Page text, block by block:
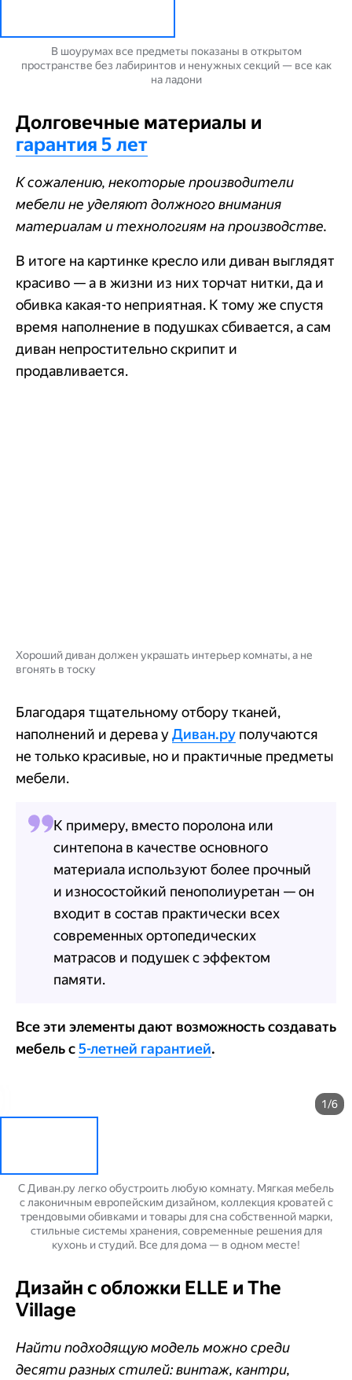
В шоурумах все предметы показаны в открытом
пространстве без лабиринтов и ненужных секций — все как
на ладони
Долговечные материалы и
гарантия 5 лет
К сожалению, некоторые производители
мебели не уделяют должного внимания
материалам и технологиям на производстве.
В итоге на картинке кресло или диван выглядят
красиво — а в жизни из них торчат нитки, да и
обивка какая-то неприятная. К тому же спустя
время наполнение в подушках сбивается, а сам
диван непростительно скрипит и
продавливается.
Хороший диван должен украшать интерьер комнаты, а не
вгонять в тоску
Благодаря тщательному отбору тканей,
наполнений и дерева уДиван.ру получаются
не только красивые, но и практичные предметы
мебели.
К примеру, вместо поролона или
синтепона в качестве основного
материала используют более прочный
и износостойкий пенополиуретан — он
входит в состав практически всех
современных ортопедических
матрасов и подушек с эффектом
памяти.
Все эти элементы дают возможность создавать
мебель с5-летней гарантией.
1/6
С Диван.ру легко обустроить любую комнату. Мягкая мебель
с лаконичным европейским дизайном, коллекция кроватей с
трендовыми обивками и товары для сна собственной марки,
стильные системы хранения, современные решения для
кухонь и студий. Все для дома — в одном месте!
Дизайн с обложки ELLE и The
Village
Найти подходящую модель можно среди
десяти разных стилей: винтаж, кантри,